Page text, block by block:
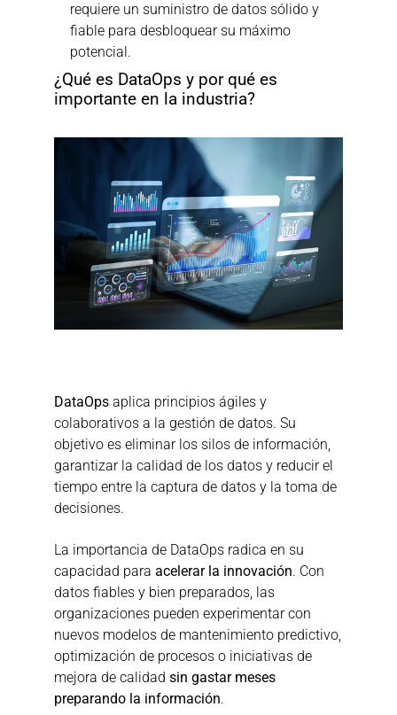
requiere un suministro de datos sólido y
fiable para desbloquear su máximo
potencial.
¿Qué es DataOps y por qué es
importante en la industria?
DataOps aplica principios ágiles y
colaborativos a la gestión de datos. Su
objetivo es eliminar los silos de información,
garantizar la calidad de los datos y reducir el
tiempo entre la captura de datos y la toma de
decisiones.
La importancia de DataOps radica en su
capacidad para acelerar la innovación. Con
datos fiables y bien preparados, las
organizaciones pueden experimentar con
nuevos modelos de mantenimiento predictivo,
optimización de procesos o iniciativas de
mejora de calidad sin gastar meses
preparando la información.